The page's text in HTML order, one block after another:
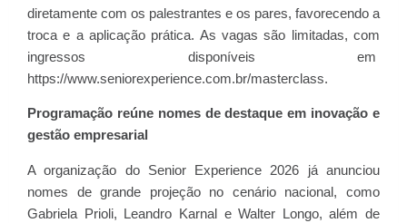
diretamente com os palestrantes e os pares, favorecendo a
troca e a aplicação prática. As vagas são limitadas, com
ingressos disponíveis em
https://www.seniorexperience.com.br/masterclass.
Programação reúne nomes de destaque em inovação e
gestão empresarial
A organização do Senior Experience 2026 já anunciou
nomes de grande projeção no cenário nacional, como
Gabriela Prioli, Leandro Karnal e Walter Longo, além de